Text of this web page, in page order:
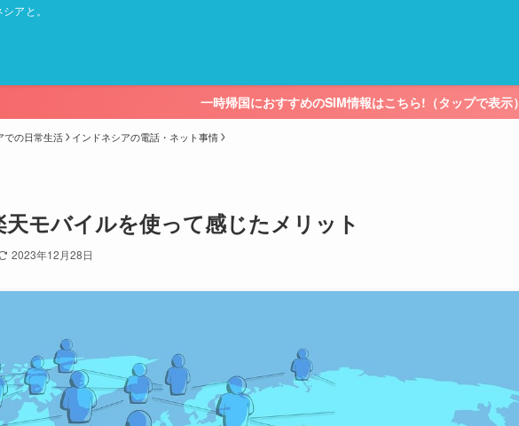
アと。
一時帰国におすすめのSIM情報はこちら!（タップで表示）
での日常生活 インドネシアの電話・ネット事情
モバイルを使って感じたメリット
2023年12月28日